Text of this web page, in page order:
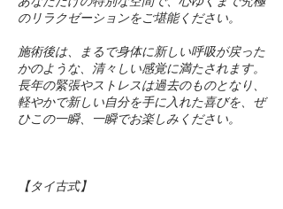
のリラクゼーションをご堪能ください。
施術後は、まるで身体に新しい呼吸が戻った
かのような、清々しい感覚に満たされます。
長年の緊張やストレスは過去のものとなり、
軽やかで新しい自分を手に入れた喜びを、ぜ
ひこの一瞬、一瞬でお楽しみください。
【タイ古式】